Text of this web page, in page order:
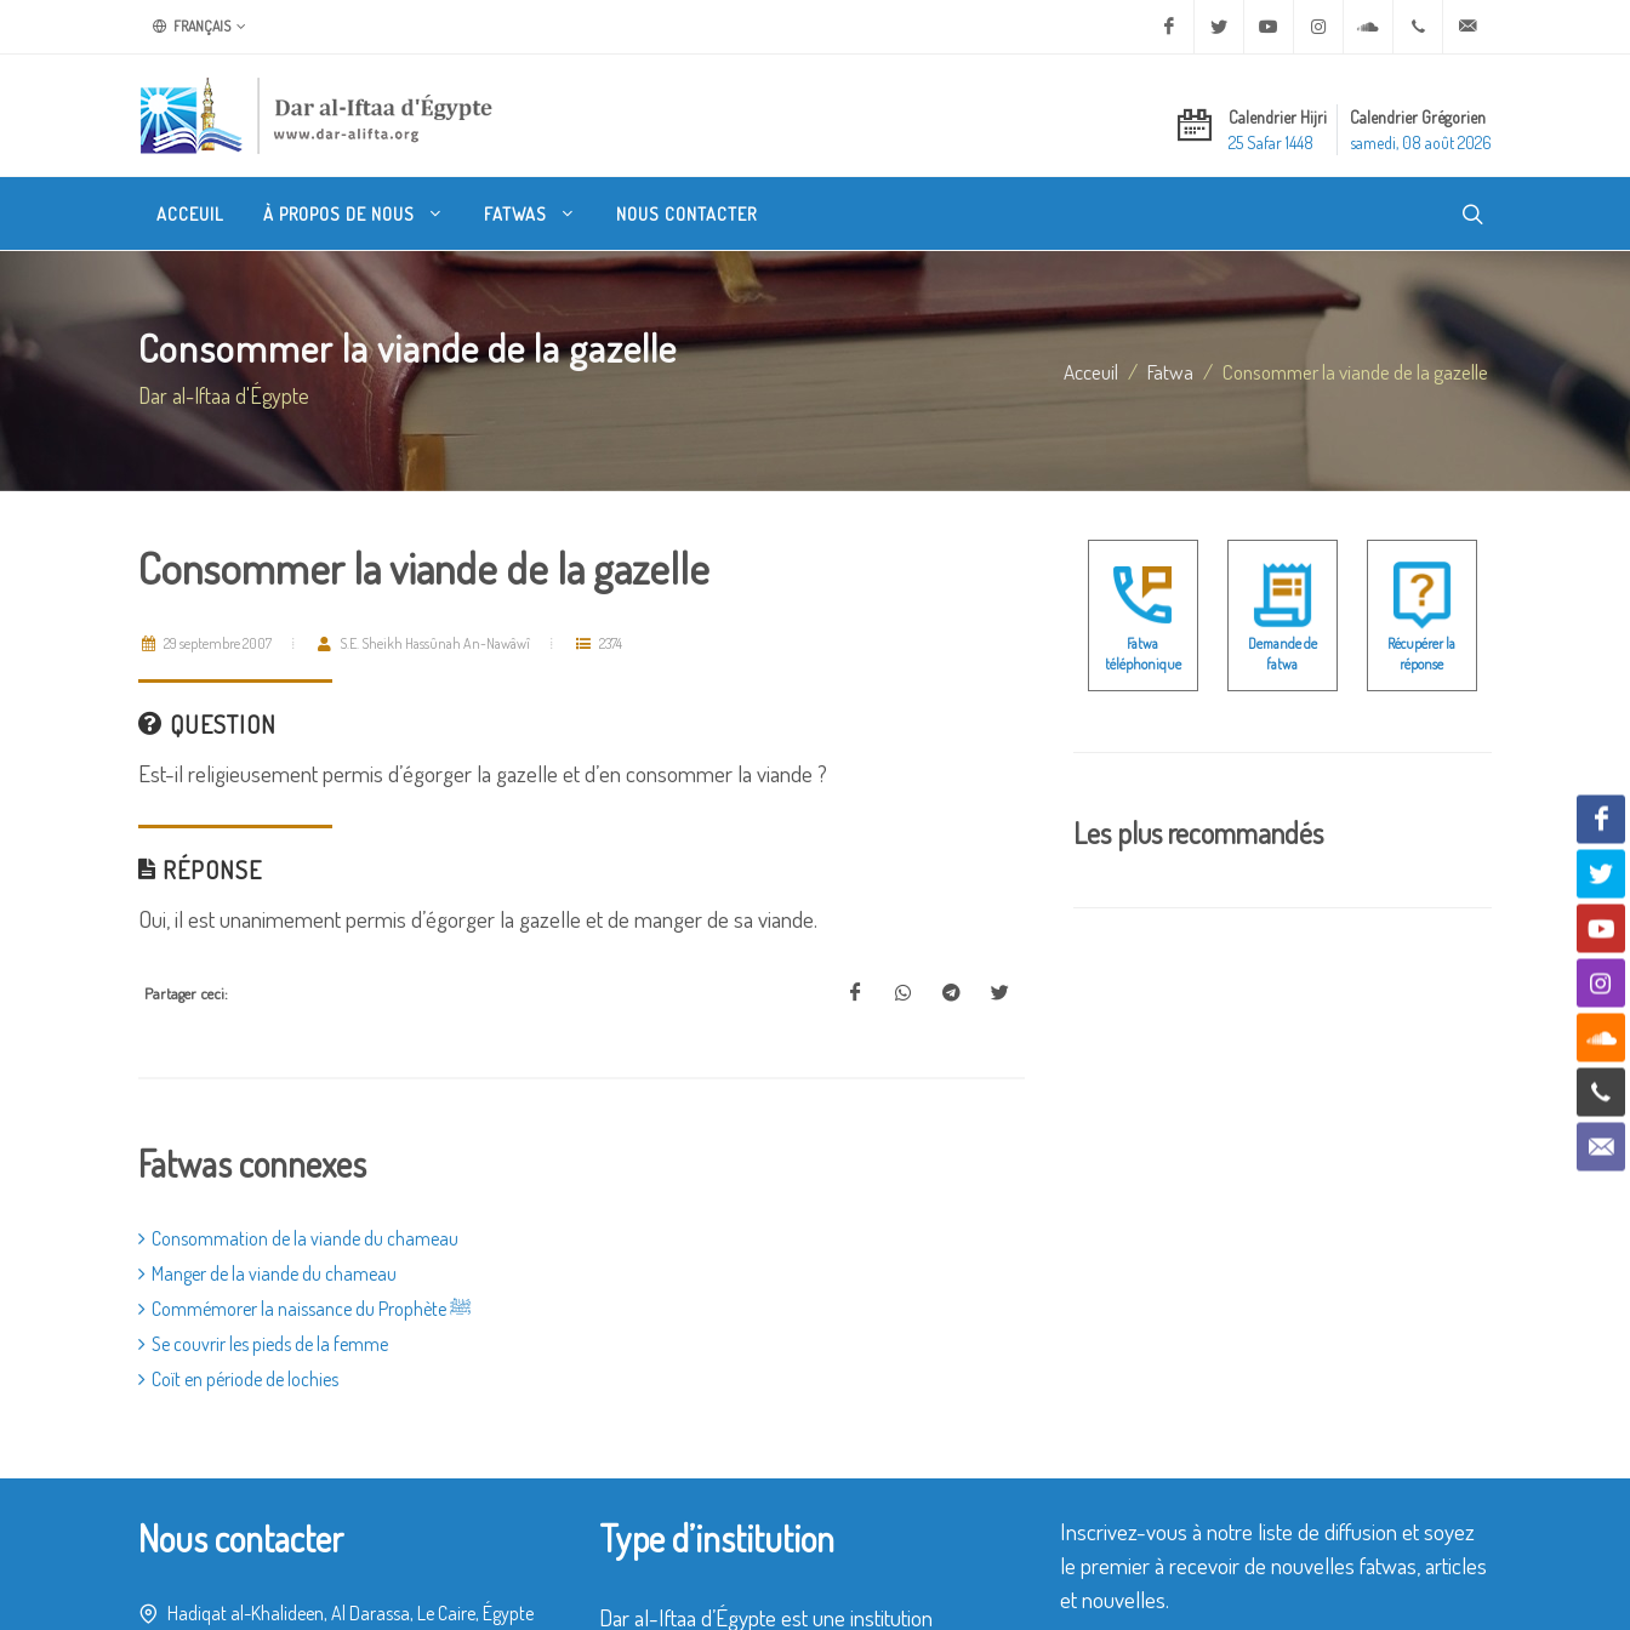
FRANÇAIS Facebook Twitter Youtube Instagram Soundcloud+20 2 25970400
Calendrier Hijri
25 Safar 1448
Calendrier Grégorien
samedi, 08 août 2026
ACCEUIL À PROPOS DE NOUS FATWAS NOUS CONTACTER
Consommer la viande de la gazelle
Dar al-Iftaa d'Égypte
Acceuil Fatwa Consommer la viande de la gazelle
Consommer la viande de la gazelle
29 septembre 2007 S.E. Sheikh Hassûnah An-Nawâwî 2374
QUESTION
Est-il religieusement permis d’égorger la gazelle et d’en consommer la viande ?
RÉPONSE
Oui, il est unanimement permis d’égorger la gazelle et de manger de sa viande.
Partager ceci:
Fatwas connexes
Consommation de la viande du chameau
Manger de la viande du chameau
Commémorer la naissance du Prophète ﷺ
Se couvrir les pieds de la femme
Coït en période de lochies
Fatwa
téléphonique
Demande de
fatwa
Récupérer la
réponse
Les plus recommandés
Nous contacter
Hadiqat al-Khalideen, Al Darassa, Le Caire, Égypte
Type d’institution
Dar al-Iftaa d’Égypte est une institution
Inscrivez-vous à notre liste de diffusion et soyez
le premier à recevoir de nouvelles fatwas, articles
et nouvelles.